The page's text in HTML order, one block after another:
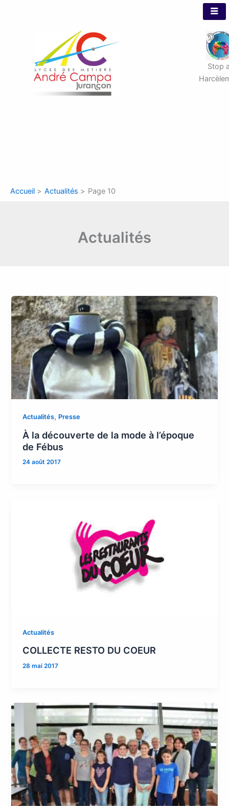
Stop
Accueil Actualités Page 10
Actualités
Actualités, Presse
À la découverte de la mode à l’époque
de Fébus
24 août 2017
Actualités
COLLECTE RESTO DU COEUR
28 mai 2017